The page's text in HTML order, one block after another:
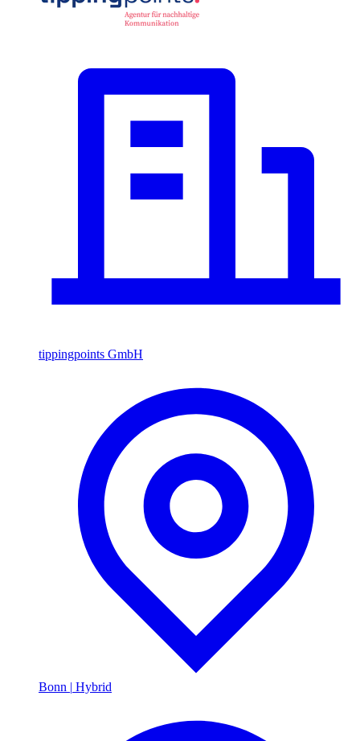
tippingpoints GmbH
Bonn | Hybrid